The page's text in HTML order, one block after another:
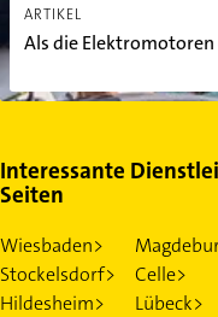
ARTIKEL
Als die
Interessante
Seiten
Wiesbaden>
Stockelsdorf>
Celle>
Hildesheim>
Lübeck>